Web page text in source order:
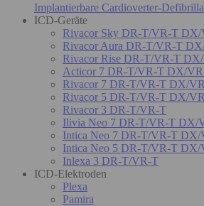
Implantierbare Cardioverter-
ICD-Geräte
Rivacor Sky DR-T/VR-T
Rivacor Aura DR-T/VR-T
Rivacor Rise DR-T/VR-T
Acticor 7 DR-T/VR-T DX/
Rivacor 7 DR-T/VR-T DX/
Rivacor 5 DR-T/VR-T DX/
Rivacor 3 DR-T/VR-T
Ilivia Neo 7 DR-T/VR-T DX/
Intica Neo 7 DR-T/VR-T
Intica Neo 5 DR-T/VR-T
Inlexa 3 DR-T/VR-T
ICD-Elektroden
Plexa
Pamira